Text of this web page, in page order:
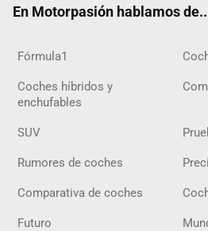
En Motorpasión hablamos
Fórmula1
Coches híbridos y
enchufables
SUV
Rumores de coches
Comparativa de coches
Futuro